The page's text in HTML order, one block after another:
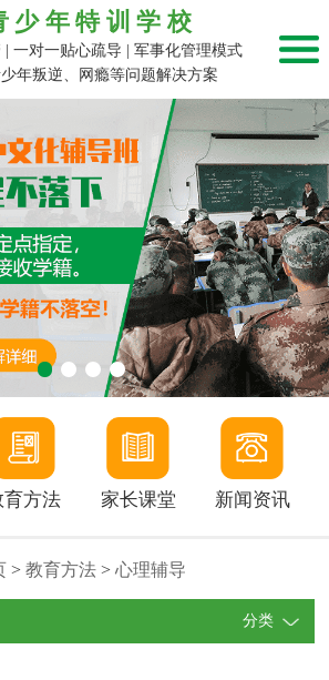
少年特训学校
| 一对一贴心疏导 | 军事化管理模式
年叛逆、网瘾等问题解决方案
育方法 家长课堂 新闻资讯
>教育方法 >心理辅导
分类